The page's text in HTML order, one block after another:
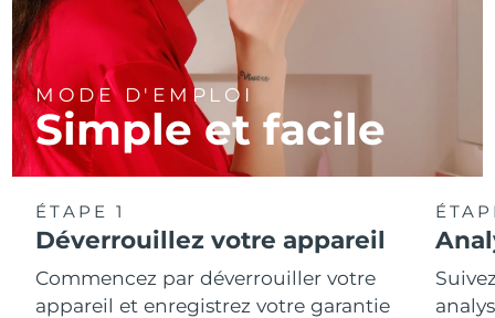
MODE D'EMPLOI
Simple et facile
ÉTAPE 1
Déverrouillez votre appareil
Commencez par déverrouiller votre
appareil et enregistrez votre garantie